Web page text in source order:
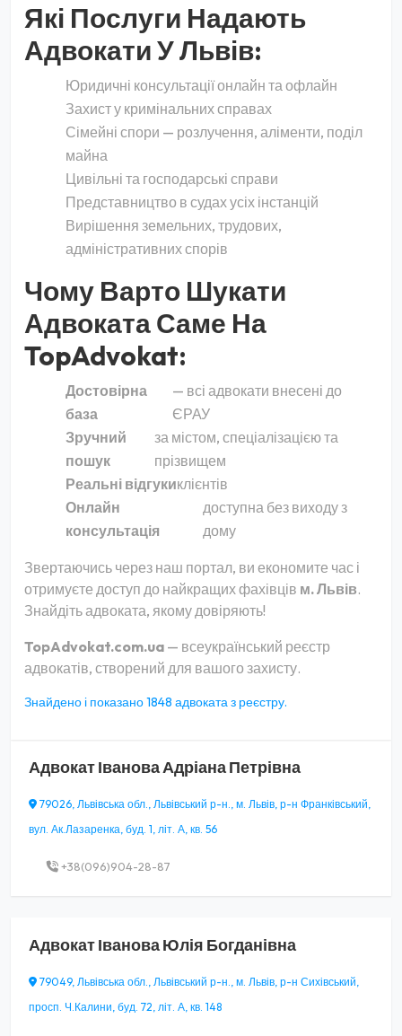
Які Послуги Надають
Адвокати У Львів:
Юридичні консультації онлайн та офлайн
Захист у кримінальних справах
Сімейні спори — розлучення, аліменти, поділ
майна
Цивільні та господарські справи
Представництво в судах усіх інстанцій
Вирішення земельних, трудових,
адміністративних спорів
Чому Варто Шукати
Адвоката Саме На
TopAdvokat:
Достовірна
база
— всі адвокати внесені до
ЄРАУ
Зручний
пошук
за містом, спеціалізацією та
прізвищем
Реальні відгукиклієнтів
Онлайн
консультація
доступна без виходу з
дому
Звертаючись через наш портал, ви економите час і
отримуєте доступ до найкращих фахівців м. Львів.
Знайдіть адвоката, якому довіряють!
TopAdvokat.com.ua — всеукраїнський реєстр
адвокатів, створений для вашого захисту.
Знайдено і показано 1848 адвоката з реєстру.
АдвокатІванова Адріана Петрівна
79026, Львівська обл., Львівський р-н., м. Львів, р-н Франківський,
вул. Ак.Лазаренка, буд. 1, літ. А, кв. 56
+38(096)904-28-87
АдвокатІванова Юлія Богданівна
79049, Львівська обл., Львівський р-н., м. Львів, р-н Сихівський,
просп. Ч.Калини, буд. 72, літ. А, кв. 148